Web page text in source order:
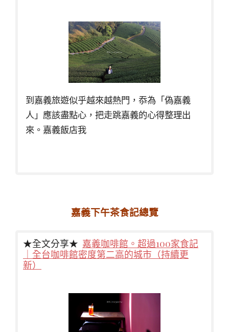
到嘉義旅遊似乎越來越熱門，忝為「偽嘉義
人」應該盡點心，把走跳嘉義的心得整理出
來。嘉義飯店我
嘉義下午茶食記總覽
★全文分享★ 嘉義咖啡館。超過100家食記
｜全台咖啡館密度第二高的城市（持續更
新）